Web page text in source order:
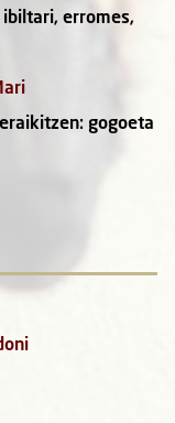
erromes,
gogoeta